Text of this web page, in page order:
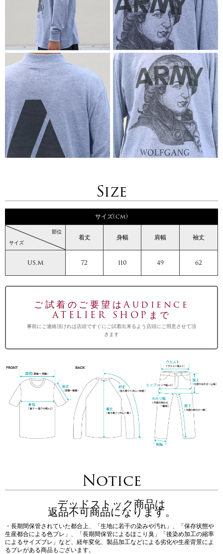
Size
サイズ(cm)
サイズ
部位
着丈 身幅 肩幅 袖丈
US.M 72 110 49 62
ご試着のご要望はAudience
ATELIER SHOPまで
事前にご連絡頂ければ店頭ですぐにご試着出来るよう店頭にご用意させて頂
きます
Notice
デッドストック商品は
返品不可商品になります。
・長期間保管されていた都合上、「生地に若干の染みや汚れ」、「保存状態や
生産都合による色ブレ」、「長期間保管によるほこり臭」「後染め加工の縮率
によるサイズブレ」など、経年変化、製品加工などによる劣化や生産背景によ
るブレがある商品もございます。